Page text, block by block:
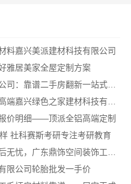
料嘉兴美派建材科技有限公司
雅居美家全屋定制方案
浙江臻美新型建材有限公司：靠谱二手房翻新一站式急装
价明细——顶派全铝高端定制
社科赛斯考研专注考研教育
限公司轮胎批发一手价